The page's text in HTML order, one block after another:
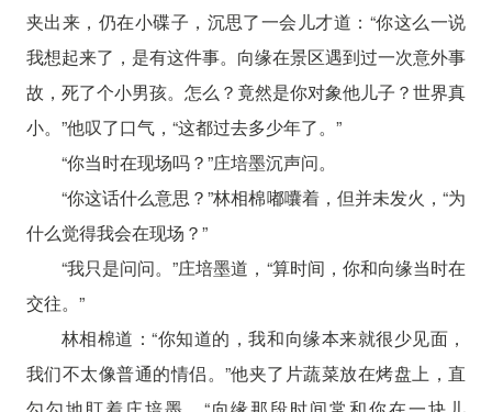
夹出来，仍在小碟子，沉思了一会儿才道：“你这么一说
我想起来了，是有这件事。向缘在景区遇到过一次意外事
故，死了个小男孩。怎么？竟然是你对象他儿子？世界真
小。”他叹了口气，“这都过去多少年了。”
“你当时在现场吗？”庄培墨沉声问。
“你这话什么意思？”林相棉嘟囔着，但并未发火，“为
什么觉得我会在现场？”
“我只是问问。”庄培墨道，“算时间，你和向缘当时在
交往。”
林相棉道：“你知道的，我和向缘本来就很少见面，
我们不太像普通的情侣。”他夹了片蔬菜放在烤盘上，直